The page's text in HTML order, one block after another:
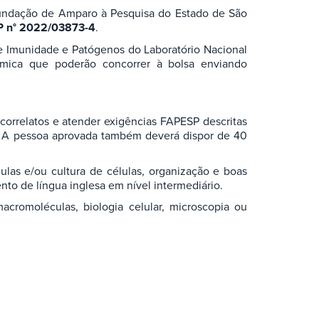
de Amparo à Pesquisa do Estado de São
n° 2022/03873-4.
e Patógenos do Laboratório Nacional
que poderão concorrer à bolsa enviando
e atender exigências FAPESP descritas
pessoa aprovada também deverá dispor de 40
e/ou cultura de células, organização e boas
de língua inglesa em nível intermediário.
biologia celular, microscopia ou